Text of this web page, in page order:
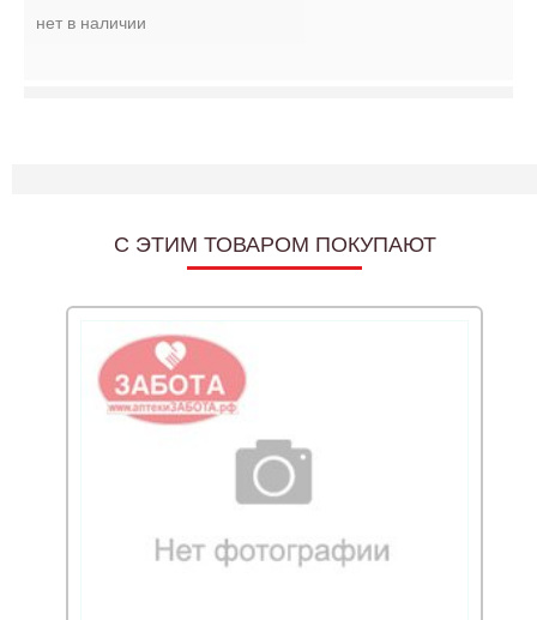
нет в наличии
C ЭТИМ ТОВАРОМ ПОКУПАЮТ